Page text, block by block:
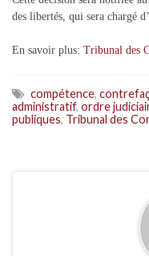
des libertés, qui sera chargé
En savoir plus: Tribunal des
compétence,
administratif, ordre
publiques, Tribunal des